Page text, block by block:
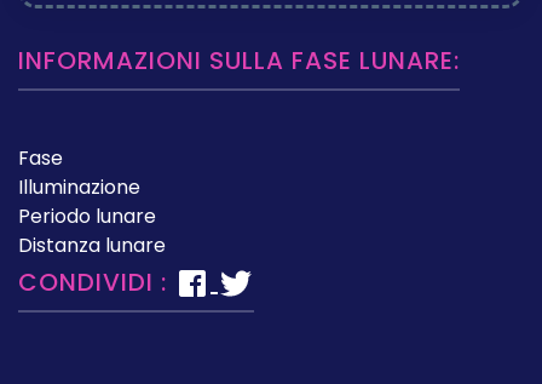
INFORMAZIONI SULLA FASE LUNARE:
Fase
Illuminazione
Periodo lunare
Distanza lunare
CONDIVIDI :